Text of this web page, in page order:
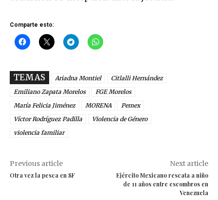
Comparte esto:
TEMAS Ariadna Montiel
Citlalli Hernández
Emiliano Zapata Morelos
FGE Morelos
María Felicia Jiménez
MORENA
Pemex
Víctor Rodríguez Padilla
Violencia de Género
violencia familiar
Previous article
Otra vez la pesca en SF
Next article
Ejército Mexicano rescata a niño
de 11 años entre escombros en
Venezuela